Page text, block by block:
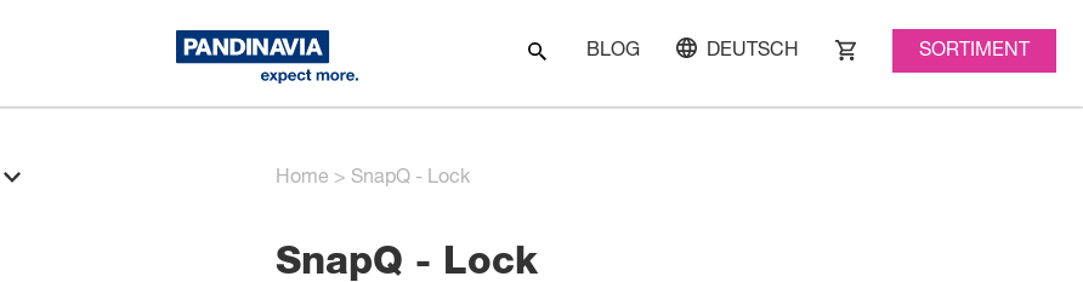
BLOG DEUTSCH SORTIMENT
Home > SnapQ - Lock
SnapQ - Lock